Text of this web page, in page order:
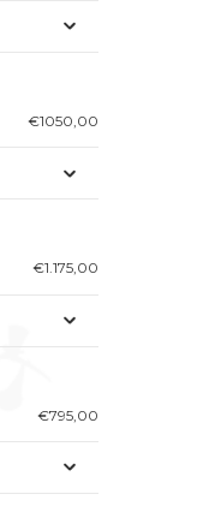
€1050,00
€1.175,00
€795,00